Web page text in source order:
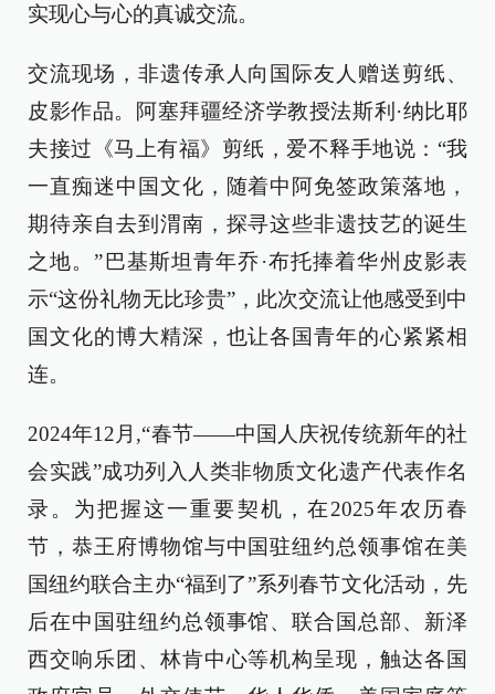
实现心与心的真诚交流。
交流现场，非遗传承人向国际友人赠送剪纸、
皮影作品。阿塞拜疆经济学教授法斯利·纳比耶
夫接过《马上有福》剪纸，爱不释手地说：“我
一直痴迷中国文化，随着中阿免签政策落地，
期待亲自去到渭南，探寻这些非遗技艺的诞生
之地。”巴基斯坦青年乔·布托捧着华州皮影表
示“这份礼物无比珍贵”，此次交流让他感受到中
国文化的博大精深，也让各国青年的心紧紧相
连。
2024年12月,“春节——中国人庆祝传统新年的社
会实践”成功列入人类非物质文化遗产代表作名
录。为把握这一重要契机，在2025年农历春
节，恭王府博物馆与中国驻纽约总领事馆在美
国纽约联合主办“福到了”系列春节文化活动，先
后在中国驻纽约总领事馆、联合国总部、新泽
西交响乐团、林肯中心等机构呈现，触达各国